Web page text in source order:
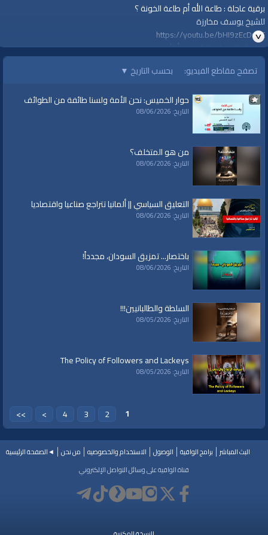
برقية عاجلة : طاعة الله أم طاعة الخونة ؟
للشيخ يوسف مخارزة
https://youtu.be/bHI9zEcDu2E
قناة الواقية: انحياز إلى مبدأ الأمة
@قناة الواقية
www.alwaqiyah.tv | facebook.com/alwaqiyahtube | alwaqiyahtv@twitter
الفئات:
برقيات عاجلة
برامج الواقية
العلامات:قناة|الواقية،|انحياز إلى|مبدأ |الأمة،|المسجد|الأقصى،|بيت
المقدس،|حزب|التحرير،|الخلافة|الراشدة al waqiah
al waqiaa
al waqia
سياسة|حكم|إسلام|
تلاوة|التغيير|النهضة
politics
|
islam
تصفح مقاطع الفيديو: بحسب التاريخ ▼
حوار الخميس: نحن الأمة ولسنا طائفة من الطوائف
التاريخ: 08/06/2026
من هو المتخلف؟
التاريخ: 08/06/2026
التعليق السياسي || ألمانيا تتراجع صناعيا واقتصاديا
التاريخ: 08/06/2026
باختصار... تمزيق السودان، مجدداً!
التاريخ: 08/06/2026
السلطة والطالبانيين!!!
التاريخ: 08/05/2026
The Policy of Followers and Lackeys
التاريخ: 08/05/2026
1
2
3
4
>
>>
البث المباشر برامج الواقية الوصول الاستخدام والخصوصيه من نحن
◄الصفحة الرئيسية
قناة الواقية على وسائل التواصل الإلكتروني